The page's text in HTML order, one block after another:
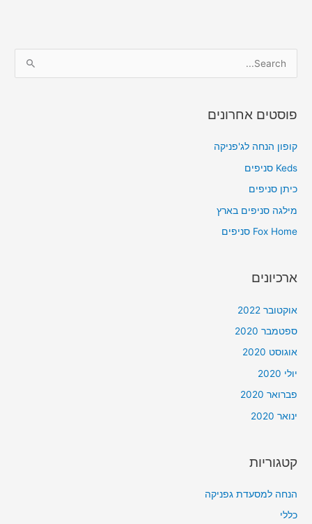
r
r
:
פוסטים אחרונים
קופון הנחה לג'פניקה
Keds סניפים
כיתן סניפים
מילגה סניפים בארץ
Fox Home סניפים
ארכיונים
אוקטובר 2022
ספטמבר 2020
אוגוסט 2020
יולי 2020
פברואר 2020
ינואר 2020
קטגוריות
הנחה למסעדת גפניקה
כללי